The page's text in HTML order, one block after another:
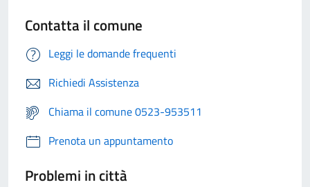
Contatta il comune
Leggi le domande frequenti
Richiedi Assistenza
Chiama il comune 0523-953511
Prenota un appuntamento
Problemi in città